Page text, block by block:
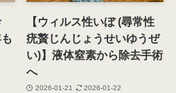
【ウィルス性いぼ (尋常性
疣贅じんじょうせいゆうぜ
い)】液体窒素から除去手術
へ
2026-01-21 2026-01-22